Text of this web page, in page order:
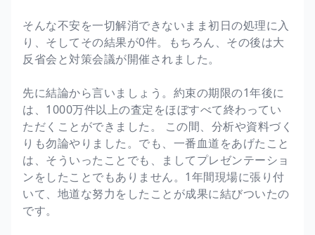
そんな不安を一切解消できないまま初日の処理に入
り、そしてその結果が0件。もちろん、その後は大
反省会と対策会議が開催されました。
先に結論から言いましょう。約束の期限の1年後に
は、1000万件以上の査定をほぼすべて終わってい
ただくことができました。 この間、分析や資料づく
りも勿論やりました。でも、一番血道をあげたこと
は、そういったことでも、ましてプレゼンテーショ
ンをしたことでもありません。1年間現場に張り付
いて、地道な努力をしたことが成果に結びついたの
です。